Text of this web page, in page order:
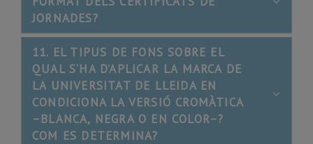
JORNADES?
11. EL TIPUS DE FONS SOBRE EL
QUAL S’HA D’APLICAR LA MARCA DE
LA UNIVERSITAT DE LLEIDA EN
CONDICIONA LA VERSIÓ CROMÀTICA
–BLANCA, NEGRA O EN COLOR–?
COM ES DETERMINA?